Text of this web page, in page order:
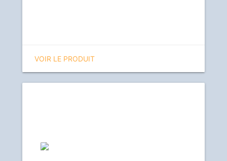
VOIR LE PRODUIT